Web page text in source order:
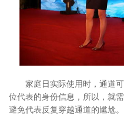
家庭日实际使用时，通道
位代表的身份信息，所以，就
避免代表反复穿越通道的尴尬。